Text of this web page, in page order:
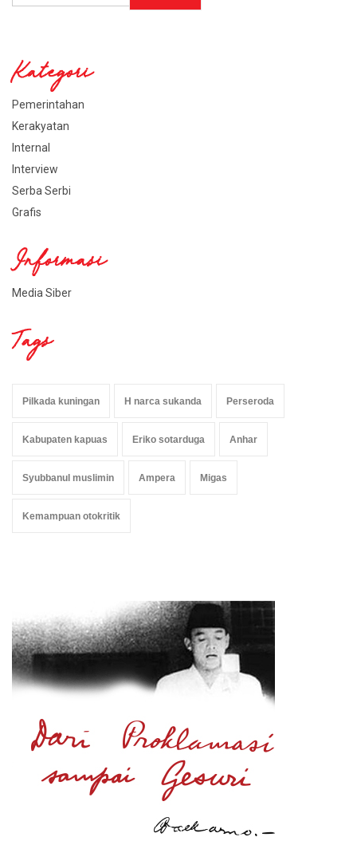
Kategori
Pemerintahan
Kerakyatan
Internal
Interview
Serba Serbi
Grafis
Informasi
Media Siber
Tags
Pilkada kuningan H narca sukanda Perseroda
Kabupaten kapuas Eriko sotarduga Anhar
Syubbanul muslimin Ampera Migas
Kemampuan otokritik